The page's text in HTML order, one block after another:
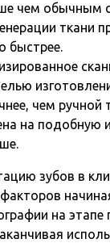
чем обычным
ткани
быстрее.
чем ручной
на подобную
зубов в
на этапе